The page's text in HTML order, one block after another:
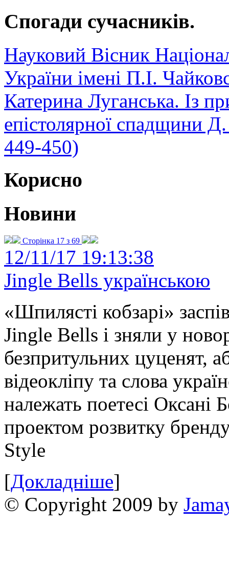
Спогади сучасників.
Науковий Вісник
України імені П.І.
Катерина Луганська. Із
епістолярної спадщини
449-450)
Корисно
Новини
Сторінка 17 з 69
12/11/17 19:13:38
Jingle Bells українською
«Шпилясті кобзарі»
Jingle Bells і зняли у
безпритульних цуценят,
відеокліпу та слова
належать поетесі Оксані
проектом розвитку
Style
[Докладніше]
© Copyright 2009 by